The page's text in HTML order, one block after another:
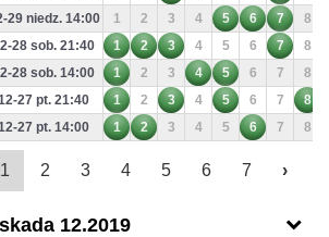
29 niedz. 14:00 1 2 3 4 5 6 7
8
28 sob. 21:40 1 2 3 4 5 6 7
8
28 sob. 14:00 1 2 3 4 5 6 7
8
27 pt. 21:40 1 2 3 4 5 6 7
8
27 pt. 14:00 1 2 3 4 5 6 7 8
1 2 3 4 5 6 7 ›
12.2019